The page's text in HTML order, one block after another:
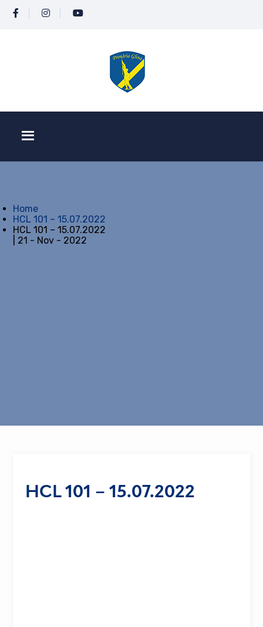
Home
HCL 101 – 15.07.2022
HCL 101 – 15.07.2022
| 21 - Nov - 2022
HCL 101 – 15.07.2022